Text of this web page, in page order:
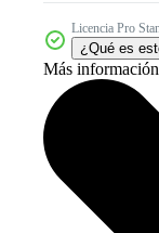
Licencia Pro
¿Qué es
Más información